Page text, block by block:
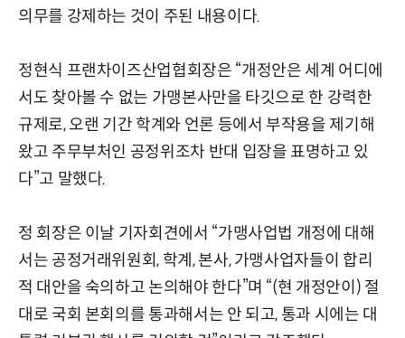
의무를 강제하는 것이 주된 내용이다.
정현식 프랜차이즈산업협회장은 “개정안은 세계 어디에
서도 찾아볼 수 없는 가맹본사만을 타깃으로 한 강력한
규제로, 오랜 기간 학계와 언론 등에서 부작용을 제기해
왔고 주무부처인 공정위조차 반대 입장을 표명하고 있
다”고 말했다.
정 회장은 이날 기자회견에서 “가맹사업법 개정에 대해
서는 공정거래위원회, 학계, 본사, 가맹사업자들이 합리
적 대안을 숙의하고 논의해야 한다”며 “(현 개정안이) 절
대로 국회 본회의를 통과해서는 안 되고, 통과 시에는 대